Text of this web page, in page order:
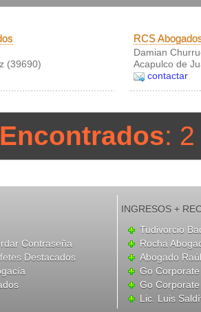
(39690)
RCS
Damian
Acapulco de
contactar
Encontrados:
Contraseña
Destacados
INGRESOS +
Tudivorcio
Rocha
Abogado
Go
Go
Lic. Luis